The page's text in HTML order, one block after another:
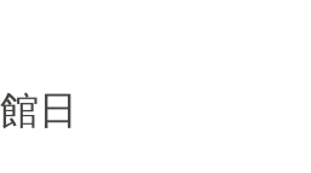
日